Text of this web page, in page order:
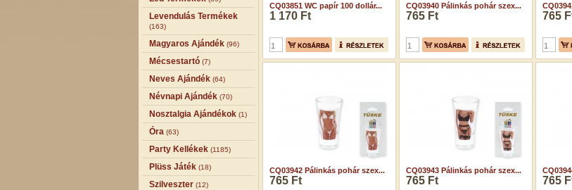
Levendulás Termékek
(163)
Magyaros Ajándék (96)
Mécsestartó (7)
Neves Ajándék (64)
Névnapi Ajándék (70)
Nosztalgia Ajándékok (1)
Óra (63)
Party Kellékek (1185)
Plüss Játék (18)
Szilveszter (12)
CQ03851 WC papír 100 dollár...
1 170 Ft
CQ03940 Pálinkás pohár szex...
765 Ft 765
CQ03942 Pálinkás pohár szex...
765 Ft
CQ03943 Pálinkás pohár szex...
765 Ft 765